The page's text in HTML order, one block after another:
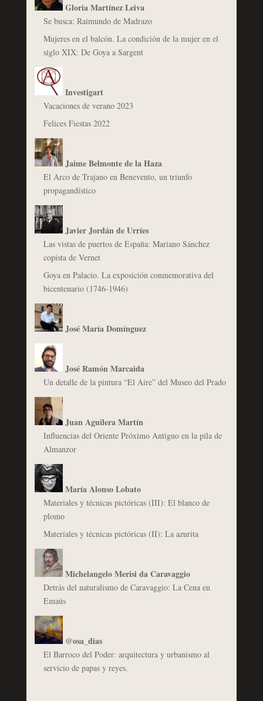
Gloria Martínez Leiva
Se busca: Raimundo de Madrazo
Mujeres en el balcón. La condición de la mujer en el
siglo XIX: De Goya a Sargent
Investigart
Vacaciones de verano 2023
Felices Fiestas 2022
Jaime Belmonte de la Haza
El Arco de Trajano en Benevento, un triunfo
propagandístico
Javier Jordán de Urríes
Las vistas de puertos de España: Mariano Sánchez
copista de Vernet
Goya en Palacio. La exposición conmemorativa del
bicentenario (1746-1946)
José María Domínguez
José Ramón Marcaida
Un detalle de la pintura “El Aire” del Museo del Prado
Juan Aguilera Martín
Influencias del Oriente Próximo Antiguo en la pila de
Almanzor
María Alonso Lobato
Materiales y técnicas pictóricas (III): El blanco de
plomo
Materiales y técnicas pictóricas (II): La azurita
Michelangelo Merisi da Caravaggio
Detrás del naturalismo de Caravaggio: La Cena en
Emaús
@osa_dias
El Barroco del Poder: arquitectura y urbanismo al
servicio de papas y reyes.